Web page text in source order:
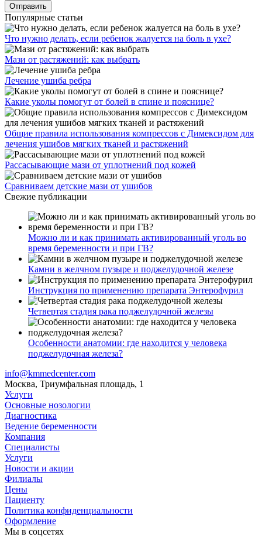
Популярные статьи
Что нужно делать, если ребенок жалуется на боль в ухе?
Мази от растяжений: как выбрать
Лечение ушиба ребра
Какие уколы помогут от болей в спине и пояснице?
Общие правила использования компрессов с Димексидом для
лечения ушибов мягких тканей и растяжений
Рассасывающие мази от уплотнений под кожей
Сравниваем детские мази от ушибов
Свежие публикации
Можно ли и как принимать активированный уголь во
время беременности и при ГВ?
Камни в желчном пузыре и поджелудочной железе
Инструкция по применению препарата Энтерофурил
Четвертая стадия рака поджелудочной железы
Особенности анатомии: где находится у человека
поджелудочная железа?
info@kmmedcenter.com
Москва, Триумфальная площадь, 1
Услуги
Основные нозологии
Диагностика
Ведение беременности
Компания
Специалисты
Услуги
Новости и акции
Филиалы
Цены
Пациенту
Политика конфиденциальности
Оформление
Мы в соцсетях